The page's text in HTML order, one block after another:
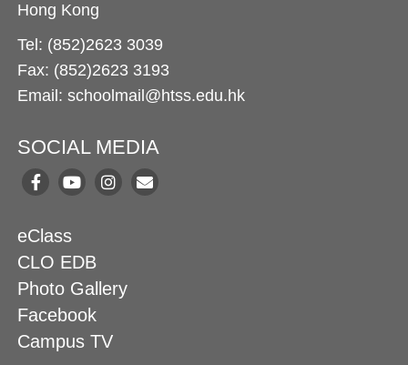
Hong Kong
Tel: (852)2623 3039
Fax: (852)2623 3193
Email: schoolmail@htss.edu.hk
SOCIAL MEDIA
eClass
CLO EDB
Photo Gallery
Facebook
Campus TV